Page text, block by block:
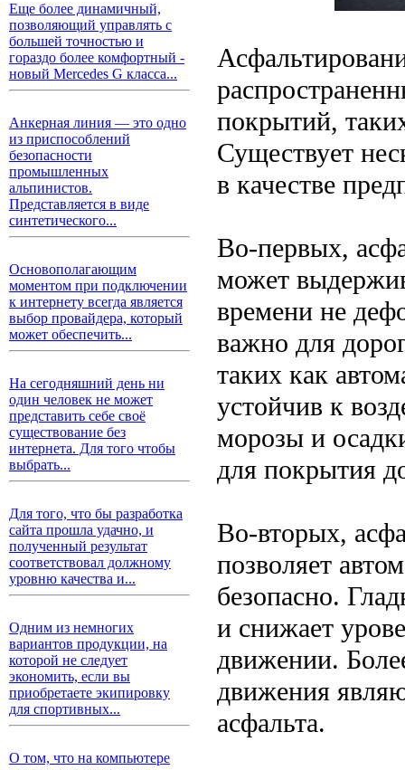
Еще более динамичный,
позволяющий управлять с
большей точностью и
гораздо более комфортный -
новый Mercedes G класса...
Анкерная линия — это одно
из приспособлений
безопасности
промышленных
альпинистов.
Представляется в виде
синтетического...
Основополагающим
моментом при подключении
к интернету всегда является
выбор провайдера, который
может обеспечить...
На сегодняшний день ни
один человек не может
представить себе своё
существование без
интернета. Для того чтобы
выбрать...
Для того, что бы разработка
сайта прошла удачно, и
полученный результат
соответствовал должному
уровню качества и...
Одним из немногих
вариантов продукции, на
которой не следует
экономить, если вы
приобретаете экипировку
для спортивных...
О том, что на компьютере
покрытий,
Существует
в качестве
Во-первых,
может
времени не
важно для
таких как
устойчив к
морозы и
для покрытия
Во-вторых,
позволяет
безопасно.
и снижает
движении.
движения
асфальта.